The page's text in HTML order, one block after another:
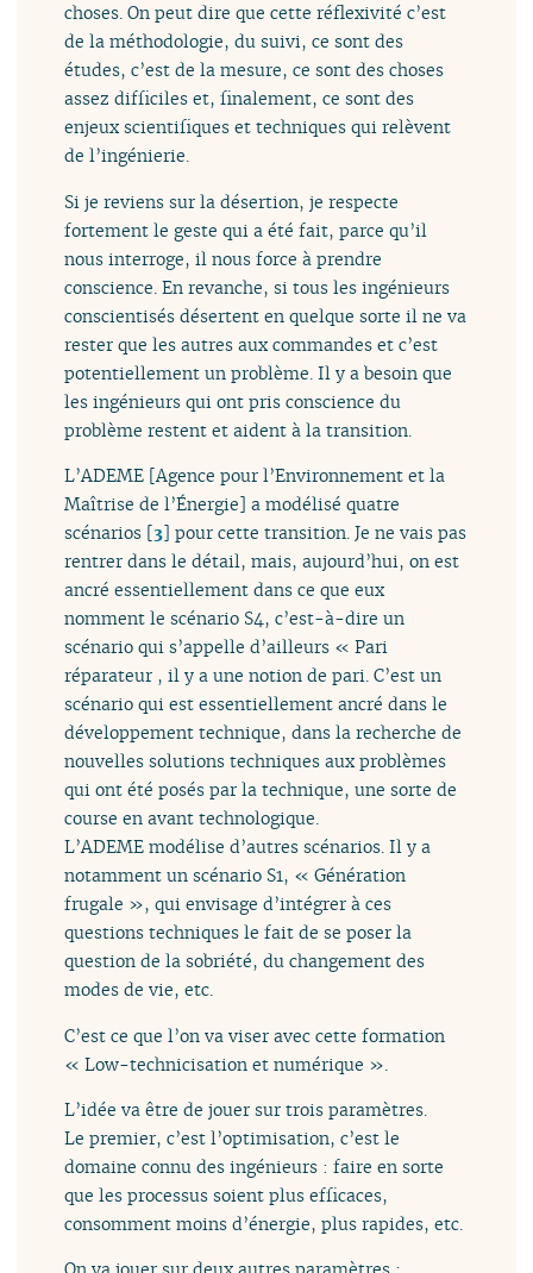
choses. On peut dire que cette réflexivité c’est
de la méthodologie, du suivi, ce sont des
études, c’est de la mesure, ce sont des choses
assez difficiles et, finalement, ce sont des
enjeux scientifiques et techniques qui relèvent
de l’ingénierie.
Si je reviens sur la désertion, je respecte
fortement le geste qui a été fait, parce qu’il
nous interroge, il nous force à prendre
conscience. En revanche, si tous les ingénieurs
conscientisés désertent en quelque sorte il ne va
rester que les autres aux commandes et c’est
potentiellement un problème. Il y a besoin que
les ingénieurs qui ont pris conscience du
problème restent et aident à la transition.
L’ADEME [Agence pour l’Environnement et la
Maîtrise de l’Énergie] a modélisé quatre
scénarios [3] pour cette transition. Je ne vais pas
rentrer dans le détail, mais, aujourd’hui, on est
ancré essentiellement dans ce que eux
nomment le scénario S4, c’est-à-dire un
scénario qui s’appelle d’ailleurs « Pari
réparateur , il y a une notion de pari. C’est un
scénario qui est essentiellement ancré dans le
développement technique, dans la recherche de
nouvelles solutions techniques aux problèmes
qui ont été posés par la technique, une sorte de
course en avant technologique.
L’ADEME modélise d’autres scénarios. Il y a
notamment un scénario S1, « Génération
frugale », qui envisage d’intégrer à ces
questions techniques le fait de se poser la
question de la sobriété, du changement des
modes de vie, etc.
C’est ce que l’on va viser avec cette formation
« Low-technicisation et numérique ».
L’idée va être de jouer sur trois paramètres.
Le premier, c’est l’optimisation, c’est le
domaine connu des ingénieurs : faire en sorte
que les processus soient plus efficaces,
consomment moins d’énergie, plus rapides, etc.